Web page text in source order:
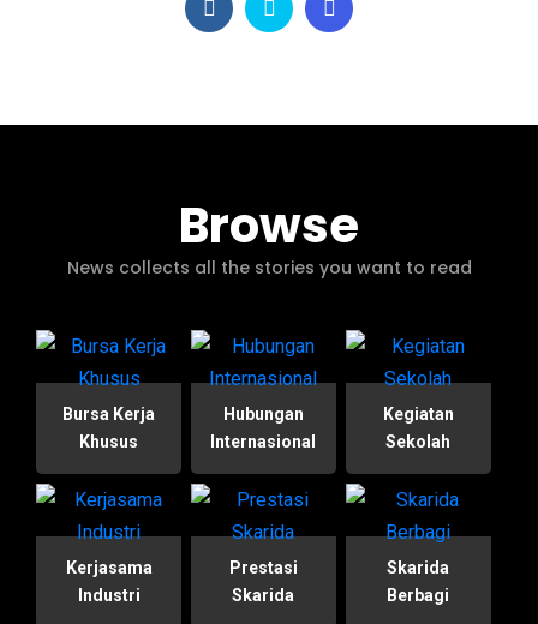
Browse
News collects all the stories you want to read
Bursa Kerja
Khusus
Hubungan
Internasional
Kegiatan
Sekolah
Kerjasama
Industri
Prestasi
Skarida
Skarida
Berbagi